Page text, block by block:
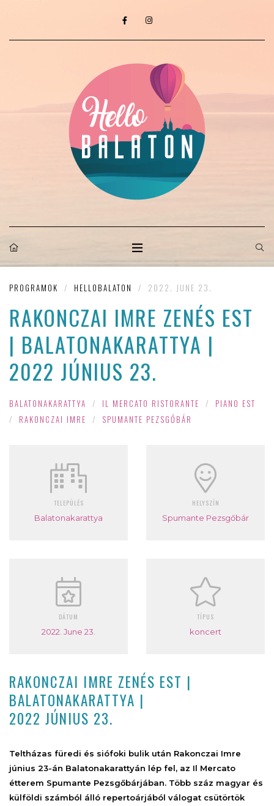
PROGRAMOK / HELLOBALATON / 2022. JUNE 23.
RAKONCZAI IMRE ZENÉS EST
| BALATONAKARATTYA |
2022 JÚNIUS 23.
BALATONAKARATTYA / IL MERCATO RISTORANTE /
PIANO EST
/
RAKONCZAI IMRE / SPUMANTE PEZSGŐBÁR
TELEPÜLÉS
Balatonakarattya
HELYSZÍN
Spumante Pezsgőbár
DÁTUM
2022. June 23.
TÍPUS
koncert
RAKONCZAI IMRE ZENÉS EST |
BALATONAKARATTYA |
2022 JÚNIUS 23.
Teltházas füredi és siófoki bulik után Rakonczai Imre
június 23-án Balatonakarattyán lép fel, az Il Mercato
étterem Spumante Pezsgőbárjában. Több száz magyar és
külföldi számból álló repertoárjából válogat csütörtök